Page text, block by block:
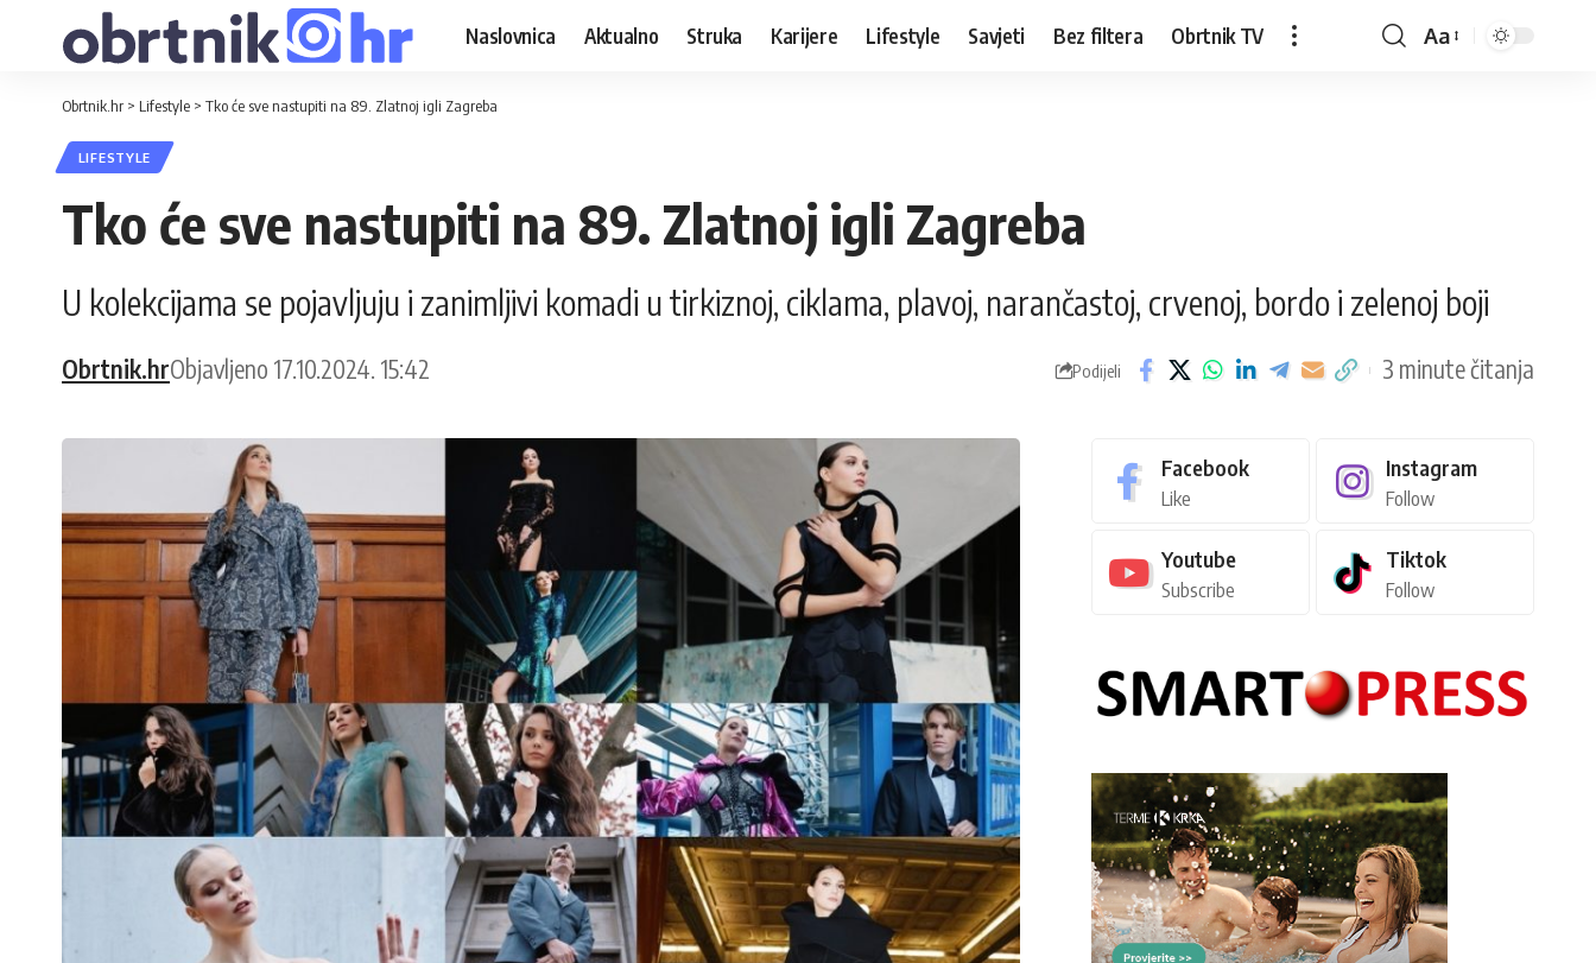
Naslovnica Aktualno Struka Karijere Lifestyle Savjeti Bez filtera Obrtnik TV Aa
Obrtnik.hr > Lifestyle > Tko će sve nastupiti na 89. Zlatnoj igli Zagreba
LIFESTYLE
Tko će sve nastupiti na 89. Zlatnoj igli Zagreba
U kolekcijama se pojavljuju i zanimljivi komadi u tirkiznoj, ciklama, plavoj, narančastoj, crvenoj, bordo i zelenoj boji
Obrtnik.hrObjavljeno 17.10.2024. 15:42 Podijeli 3 minute čitanja
Facebook
Like
Instagram
Follow
Youtube
Subscribe
Tiktok
Follow